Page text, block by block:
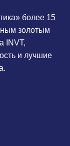
более 15
золотым
INVT,
и лучшие